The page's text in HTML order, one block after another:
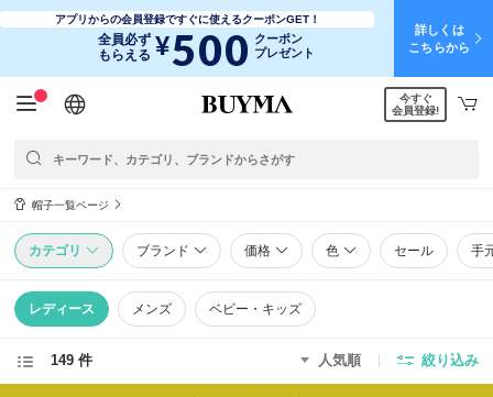
アプリからの会員登録ですぐに使えるクーポンGET！
全員必ず
もらえる ¥500 クーポン
プレゼント
詳しくは
こちらから
日本語
English
简体中文
繁體中文
今すぐ
会員登録!
帽子一覧ページ
カテゴリ ブランド 価格 色 セール 手
レディース メンズ ベビー・キッズ
149 件 人気順 絞り込み